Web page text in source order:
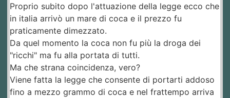
Proprio subito dopo l'attuazione della legge ecco che
in italia arrivò un mare di coca e il prezzo fu
praticamente dimezzato.
Da quel momento la coca non fu più la droga dei
"ricchi" ma fu alla portata di tutti.
Ma che strana coincidenza, vero?
Viene fatta la legge che consente di portarti addoso
fino a mezzo grammo di coca e nel frattempo arriva